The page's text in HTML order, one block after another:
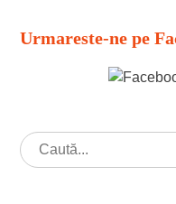
Urmareste-ne pe